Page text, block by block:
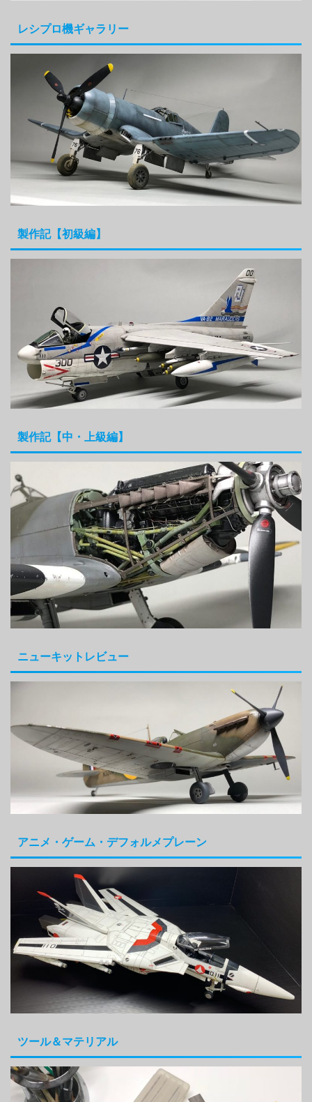
レシプロ機ギャラリー
製作記【初級編】
製作記【中・上級編】
ニューキットレビュー
アニメ・ゲーム・デフォルメプレーン
ツール＆マテリアル